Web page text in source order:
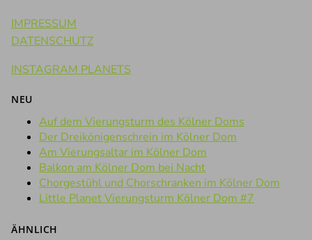
IMPRESSUM
DATENSCHUTZ
INSTAGRAM PLANETS
NEU
Auf dem Vierungsturm des Kölner Doms
Der Dreikönigenschrein im Kölner Dom
Am Vierungsaltar im Kölner Dom
Balkon am Kölner Dom bei Nacht
Chorgestühl und Chorschranken im Kölner Dom
Little Planet Vierungsturm Kölner Dom #7
ÄHNLICH